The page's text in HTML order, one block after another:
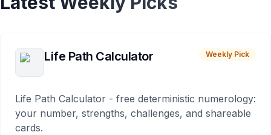
Life Path Calculator Weekly Pick
Life Path Calculator - free deterministic numerology:
your number, strengths, challenges, and shareable
cards.